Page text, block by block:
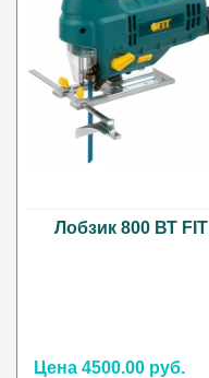
Лобзик 800 ВТ FIT
Цена 4500.00 руб.